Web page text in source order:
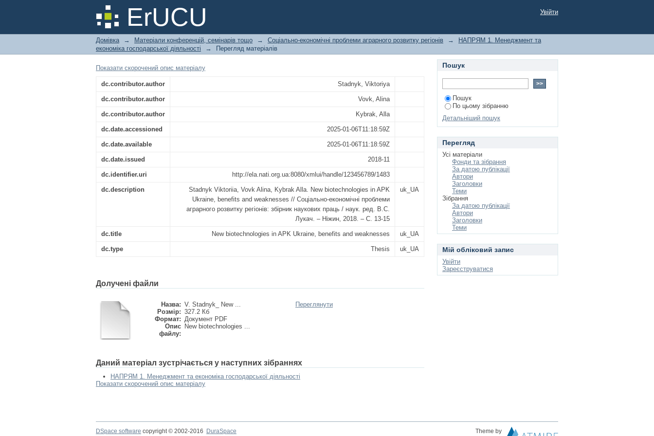
ErUCU
New biotechnologies in APK Ukraine, benefits and weaknesses Увійти
Домівка → Матеріали конференцій, семінарів тощо → Соціально-економічні проблеми аграрного розвитку регіонів →
НАПРЯМ 1. Менеджмент та
економіка господарської діяльності
→ Перегляд матеріалів
Показати скорочений опис матеріалу
dc.contributor.author Stadnyk, Viktoriya
dc.contributor.author Vovk, Alina
dc.contributor.author Kybrak, Alla
dc.date.accessioned 2025-01-06T11:18:59Z
dc.date.available 2025-01-06T11:18:59Z
dc.date.issued 2018-11
dc.identifier.uri http://ela.nati.org.ua:8080/xmlui/handle/123456789/1483
dc.description
Stadnyk Viktoriia, Vovk Alina, Kybrak Alla. New biotechnologies in APK
Ukraine, benefits and weaknesses // Соціально-економічні проблеми
аграрного розвитку регіонів: збірник наукових праць / наук. ред. В.С.
Лукач. – Ніжин, 2018. – С. 13-15
uk_UA
dc.title New biotechnologies in APK Ukraine, benefits and weaknesses uk_UA
dc.type Thesis uk_UA
Долучені файли
Назва: V. Stadnyk_ New ...
Розмір: 327.2 Кб
Формат: Документ PDF
Опис
файлу:
New biotechnologies ...
Переглянути
Даний матеріал зустрічається у наступних зібраннях
НАПРЯМ 1. Менеджмент та економіка господарської діяльності
Показати скорочений опис матеріалу
Пошук
Пошук
По цьому зібранню
Детальніший пошук
Перегляд
Усі матеріали
Фонди та зібрання
За датою публікації
Автори
Заголовки
Теми
Зібрання
За датою публікації
Автори
Заголовки
Теми
Мій обліковий запис
Увійти
Зареєструватися
DSpace software copyright © 2002-2016 DuraSpace Theme by